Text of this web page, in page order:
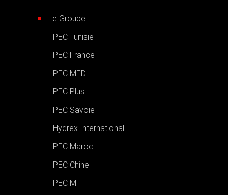
Le Groupe
PEC Tunisie
PEC France
PEC MED
PEC Plus
PEC Savoie
Hydrex International
PEC Maroc
PEC Chine
PEC Mi